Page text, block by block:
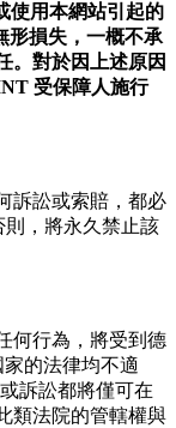
使用本網站引起的
形損失，一概不承
。對於因上述原因
受保障人施行
訴訟或索賠，都必
則，將永久禁止該
何行為，將受到德
的法律均不適
訴訟都將僅可在
類法院的管轄權與